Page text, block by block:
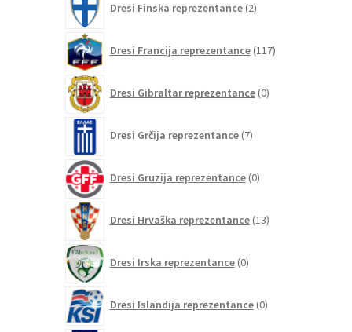
Dresi Finska reprezentance 2izdelka
Dresi Francija reprezentance 117izdelkov
Dresi Gibraltar reprezentance 0izdelkov
Dresi Grčija reprezentance 7izdelkov
Dresi Gruzija reprezentance 0izdelkov
Dresi Hrvaška reprezentance 13izdelkov
Dresi Irska reprezentance 0izdelkov
Dresi Islandija reprezentance 0izdelkov